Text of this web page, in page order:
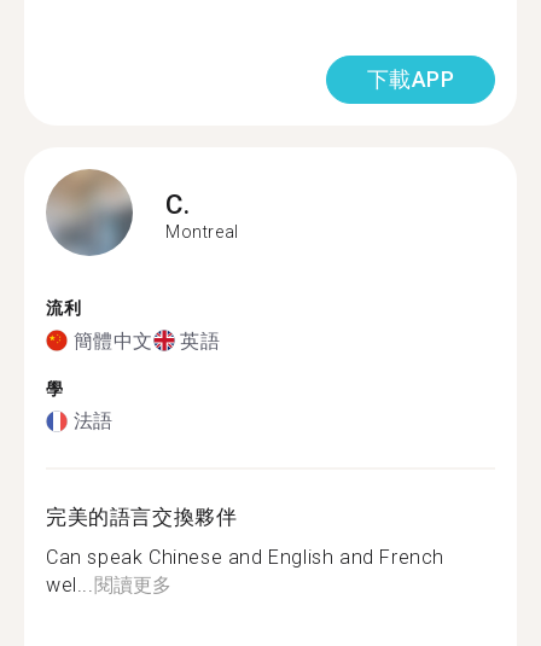
下載APP
C.
Montreal
流利
簡體中文 英語
學
法語
完美的語言交換夥伴
Can speak Chinese and English and French
wel...閱讀更多